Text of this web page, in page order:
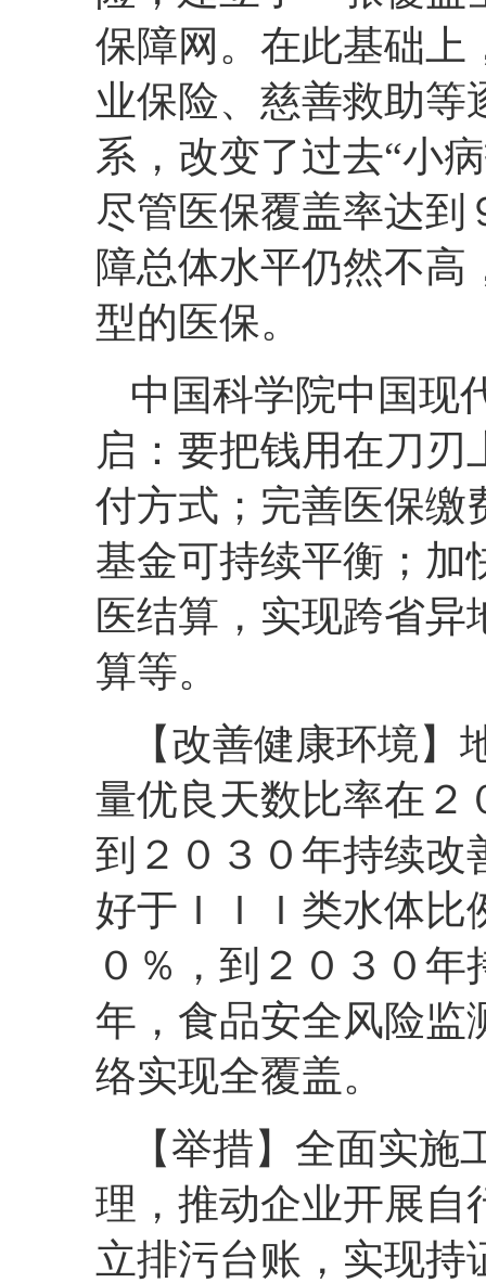
保障网。在此基础上
业保险、慈善救助等
系，改变了过去“小
尽管医保覆盖率达到
障总体水平仍然不
型的医保。
中国科学院中国现
启：要把钱用在刀
付方式；完善医保缴
基金可持续平衡；加
医结算，实现跨省
算等。
【改善健康环境
量优良天数比率在２
到２０３０年持续改
好于ＩＩＩ类水体比
０％，到２０３０
年，食品安全风险监
络实现全覆盖。
【举措】全面实
理，推动企业开展自
立排污台账，实现持